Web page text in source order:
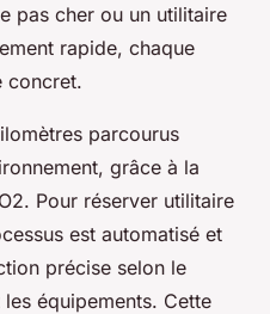
pas cher ou un utilitaire
rapide, chaque
concret.
parcourus
grâce à la
Pour réserver utilitaire
est automatisé et
précise selon le
équipements. Cette